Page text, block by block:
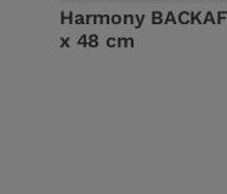
Harmony
x 48 cm